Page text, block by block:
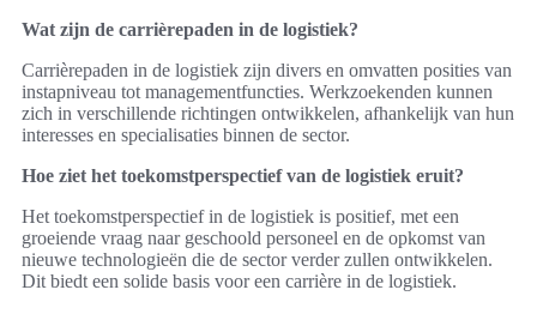
Wat zijn de carrièrepaden in de logistiek?
Carrièrepaden in de logistiek zijn divers en omvatten posities van
instapniveau tot managementfuncties. Werkzoekenden kunnen
zich in verschillende richtingen ontwikkelen, afhankelijk van hun
interesses en specialisaties binnen de sector.
Hoe ziet het toekomstperspectief van de logistiek eruit?
Het toekomstperspectief in de logistiek is positief, met een
groeiende vraag naar geschoold personeel en de opkomst van
nieuwe technologieën die de sector verder zullen ontwikkelen.
Dit biedt een solide basis voor een carrière in de logistiek.